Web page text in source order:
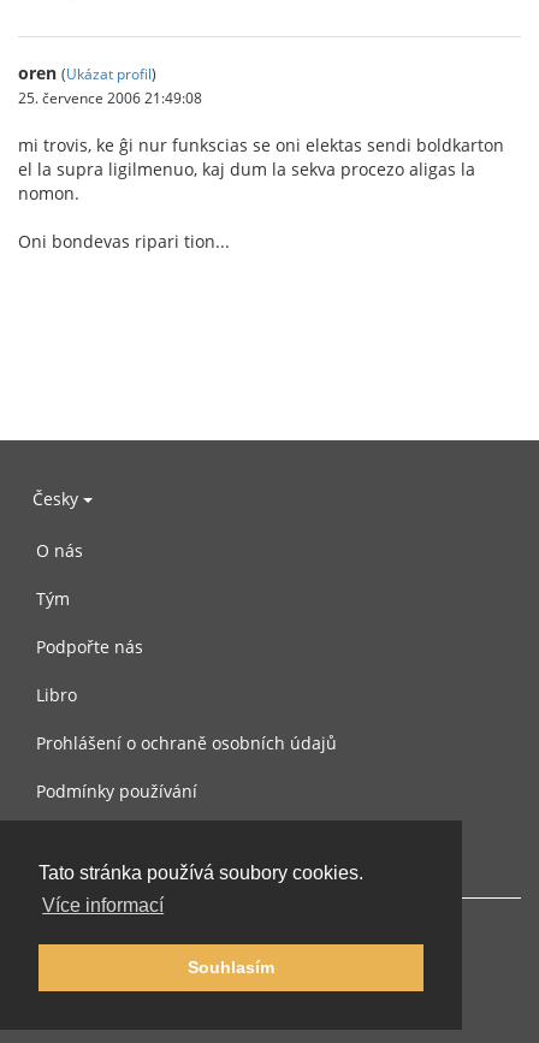
Tato stránka používá soubory cookies.
Více informací
Souhlasím
oren (Ukázat profil)
25. července 2006 21:49:08
mi trovis, ke ĝi nur funkscias se oni elektas sendi boldkarton
el la supra ligilmenuo, kaj dum la sekva procezo aligas la
nomon.
Oni bondevas ripari tion...
Česky
O nás
Tým
Podpořte nás
Libro
Prohlášení o ochraně osobních údajů
Podmínky používání
© 2002-2026 lernu.net |Impressum